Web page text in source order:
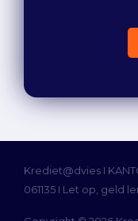
Krediet@dvies I
061135 I Let op, geld